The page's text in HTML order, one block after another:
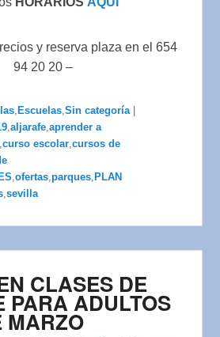
y reserva plaza en el 654
94 20 20 –
,Escuelas ,Sin categoría |
,aljarafe ,aprender a
,curso escolar ,cursos de
,ofertas ,parques ,PLAN
,sevilla
CLASES DE
PARA ADULTOS
MARZO